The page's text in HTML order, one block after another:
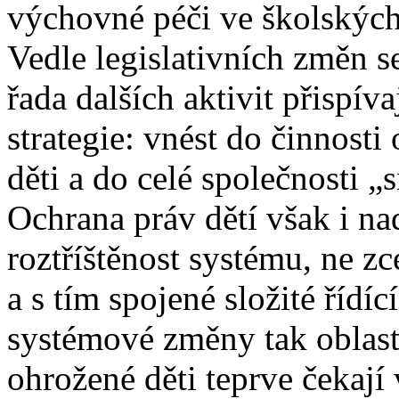
výchovné péči ve
Vedle legislativních změn
řada dalších aktivit
strategie: vnést do činnosti
děti a do celé společnosti
Ochrana práv dětí však i
roztříštěnost systému, ne
a s tím spojené složité
systémové změny tak
ohrožené děti teprve